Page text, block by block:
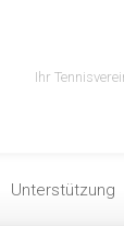
Ihr
Unterstützung